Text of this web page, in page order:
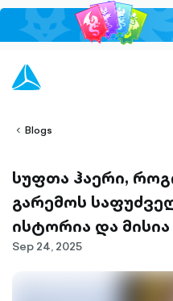
Blogs
სუფთა ჰაერი,
გარემოს
ისტორია და მისია
Sep 24, 2025